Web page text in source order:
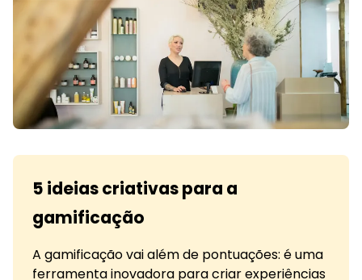
5 ideias criativas para a
gamificação
A gamificação vai além de pontuações: é uma
ferramenta inovadora para criar experiências